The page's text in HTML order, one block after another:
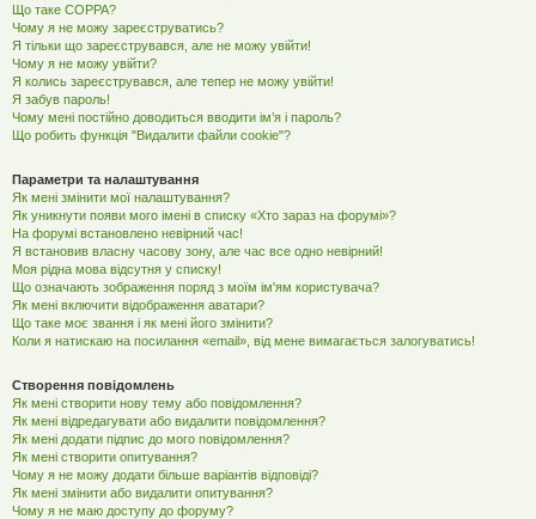
Що таке COPPA?
Чому я не можу зареєструватись?
Я тільки що зареєструвався, але не можу увійти!
Чому я не можу увійти?
Я колись зареєструвався, але тепер не можу увійти!
Я забув пароль!
Чому мені постійно доводиться вводити ім’я і пароль?
Що робить функція "Видалити файли cookie"?
Параметри та налаштування
Як мені змінити мої налаштування?
Як уникнути появи мого імені в списку «Хто зараз на форумі»?
На форумі встановлено невірний час!
Я встановив власну часову зону, але час все одно невірний!
Моя рідна мова відсутня у списку!
Що означають зображення поряд з моїм ім'ям користувача?
Як мені включити відображення аватари?
Що таке моє звання і як мені його змінити?
Коли я натискаю на посилання «email», від мене вимагається залогуватись!
Створення повідомлень
Як мені створити нову тему або повідомлення?
Як мені відредагувати або видалити повідомлення?
Як мені додати підпис до мого повідомлення?
Як мені створити опитування?
Чому я не можу додати більше варіантів відповіді?
Як мені змінити або видалити опитування?
Чому я не маю доступу до форуму?